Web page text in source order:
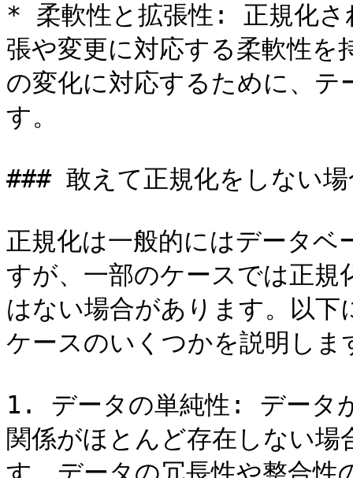
* 柔軟性と拡張性: 正規化さ
張や変更に対応する柔軟性を
の変化に対応するために、
す。
### 敢えて正規化をしない場
正規化は一般的にはデータ
すが、一部のケースでは正
はない場合があります。以
ケースのいくつかを説明しま
1. データの単純性: データ
関係がほとんど存在しない